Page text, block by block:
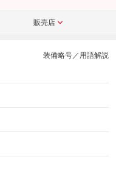
販売店
装備略号／用語解説